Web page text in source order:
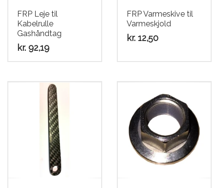
FRP Leje til
Kabelrulle
Gashåndtag
kr. 92,19
FRP Varmeskive til
Varmeskjold
kr. 12,50